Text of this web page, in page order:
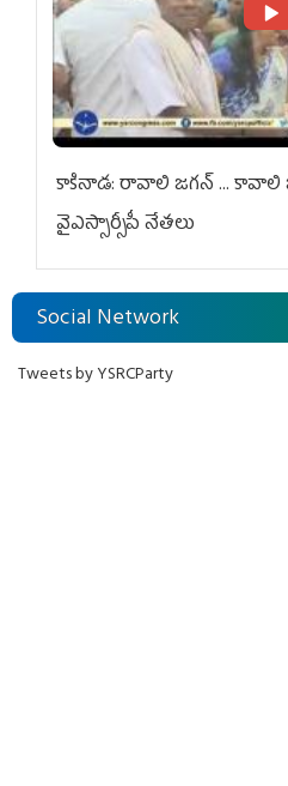
కాకినాడ: రావాలి జగన్ ... కావాలి
వైఎస్సార్సీపీ నేతలు
Social Network
Tweets by YSRCParty